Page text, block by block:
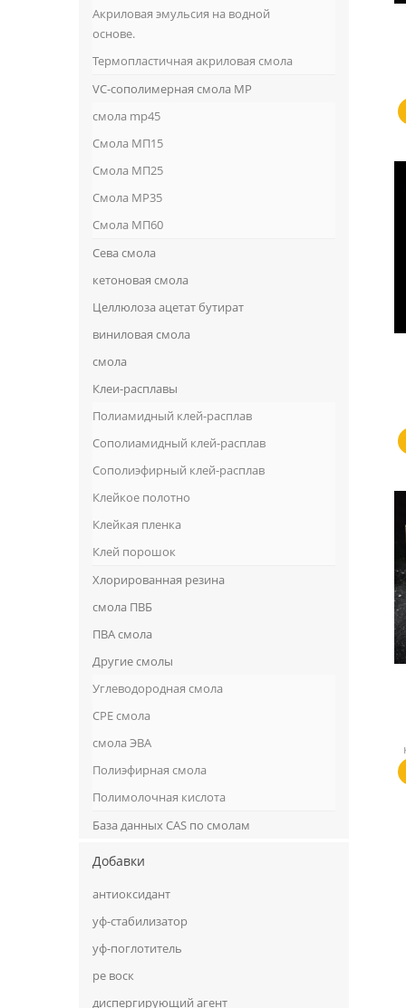
Акриловая эмульсия на водной
основе.
Термопластичная акриловая смола
VC-сополимерная смола MP
смола mp45
Смола МП15
Смола МП25
Смола MP35
Смола МП60
Сева смола
кетоновая смола
Целлюлоза ацетат бутират
виниловая смола
смола
Клеи-расплавы
Полиамидный клей-расплав
Сополиамидный клей-расплав
Сополиэфирный клей-расплав
Клейкое полотно
Клейкая пленка
Клей порошок
Хлорированная резина
смола ПВБ
ПВА смола
Другие смолы
Углеводородная смола
CPE смола
смола ЭВА
Полиэфирная смола
Полимолочная кислота
База данных CAS по смолам
Добавки
антиоксидант
уф-стабилизатор
уф-поглотитель
ре воск
диспергирующий агент